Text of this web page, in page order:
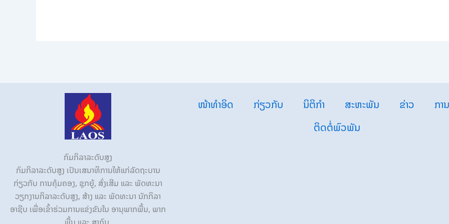
ກົມກິລາລະດັບສູງ
ກົມກິລາລະດັບສູງ ເປັນເສນາທິການໃຫ້ແກ່ລັດຖະບານ
ກ່ຽວກັບ ການຄຸ້ມຄອງ, ຊຸກຍູ້, ສົ່ງເສີມ ແລະ ພັດທະນາ
ວຽກງານກິລາລະດັບສູງ, ສ້າງ ແລະ ພັດທະນາ ນັກກິລາ
ອາຊີບ ເພື່ອເຂົ້າຮ່ວມການແຂ່ງຂັນໃນ ອານຸພາກພື້ນ, ພາກ
ໜ້າທຳອິດ ກ່ຽວກັບ ນິຕິກຳ ສະຫະພັນ ຂ່າວ
ກາ
ຕິດຕໍ່ພົວພັນ